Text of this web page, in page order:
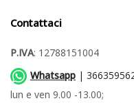
Contattaci
P.IVA: 12788151004
Whatsapp |
lun e ven 9.00 -13.00;